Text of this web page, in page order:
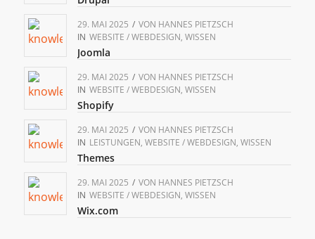
29. MAI 2025 / VON HANNES PIETZSCH
IN WEBSITE / WEBDESIGN, WISSEN
Joomla
29. MAI 2025 / VON HANNES PIETZSCH
IN WEBSITE / WEBDESIGN, WISSEN
Shopify
29. MAI 2025 / VON HANNES PIETZSCH
IN LEISTUNGEN, WEBSITE / WEBDESIGN, WISSEN
Themes
29. MAI 2025 / VON HANNES PIETZSCH
IN WEBSITE / WEBDESIGN, WISSEN
Wix.com